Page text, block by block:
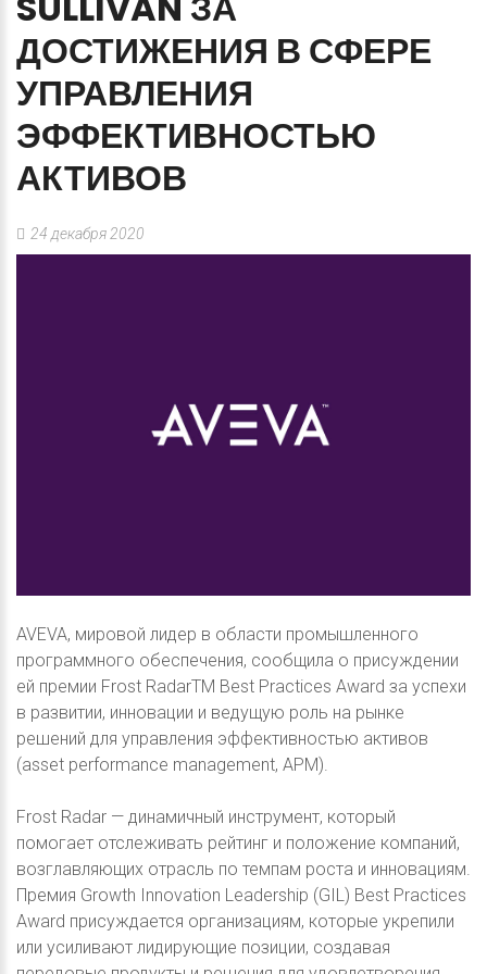
ДОСТИЖЕНИЯ В СФЕРЕ
УПРАВЛЕНИЯ
ЭФФЕКТИВНОСТЬЮ
АКТИВОВ
24 декабря 2020
AVEVA, мировой лидер в области промышленного
программного обеспечения, сообщила о присуждении
ей премии Frost RadarTM Best Practices Award за успехи
в развитии, инновации и ведущую роль на рынке
решений для управления эффективностью активов
(asset performance management, APM).
Frost Radar — динамичный инструмент, который
помогает отслеживать рейтинг и положение компаний,
возглавляющих отрасль по темпам роста и инновациям.
Премия Growth Innovation Leadership (GIL) Best Practices
Award присуждается организациям, которые укрепили
или усиливают лидирующие позиции, создавая